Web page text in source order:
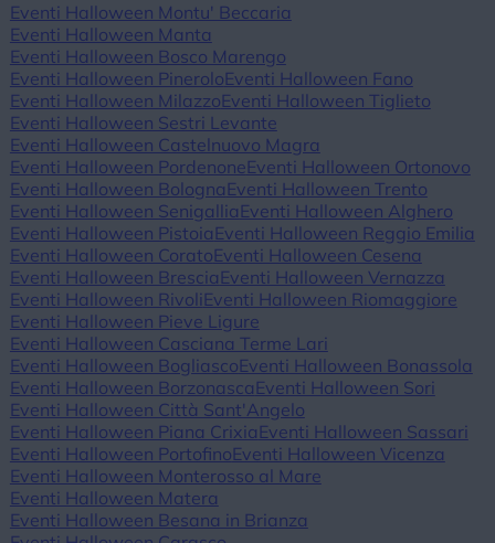
Eventi Halloween Montu' Beccaria
Eventi Halloween Manta
Eventi Halloween Bosco Marengo
Eventi Halloween PineroloEventi Halloween Fano
Eventi Halloween MilazzoEventi Halloween Tiglieto
Eventi Halloween Sestri Levante
Eventi Halloween Castelnuovo Magra
Eventi Halloween PordenoneEventi Halloween Ortonovo
Eventi Halloween Bologna Eventi Halloween Trento
Eventi Halloween Senigallia Eventi Halloween Alghero
Eventi Halloween Pistoia Eventi Halloween Reggio Emilia
Eventi Halloween CoratoEventi Halloween Cesena
Eventi Halloween Brescia Eventi Halloween Vernazza
Eventi Halloween RivoliEventi Halloween Riomaggiore
Eventi Halloween Pieve Ligure
Eventi Halloween Casciana Terme Lari
Eventi Halloween BogliascoEventi Halloween Bonassola
Eventi Halloween Borzonasca Eventi Halloween Sori
Eventi Halloween Città Sant'Angelo
Eventi Halloween Piana Crixia Eventi Halloween Sassari
Eventi Halloween PortofinoEventi Halloween Vicenza
Eventi Halloween Monterosso al Mare
Eventi Halloween Matera
Eventi Halloween Besana in Brianza